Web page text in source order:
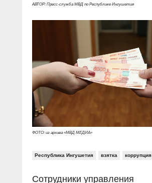
Социальные ролики
Документальные фильмы
Прямой разговор
Специальный репортаж
Журнал «Полиция России»
Вакансии
АВТОР: Пресс-служба МВД по Республике Ингушетия
ФОТО: из архива «МВД МЕДИА»
Республика Ингушетия взятка коррупция
Сотрудники управления